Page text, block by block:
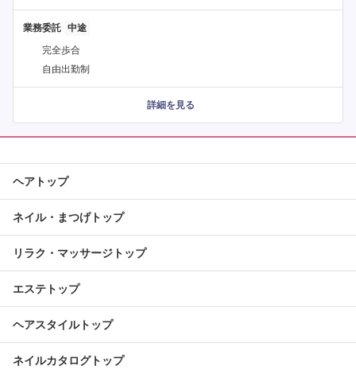
業務委託
完全歩合
自由出勤制
詳細を見る
ヘアトップ
ネイル・まつげトップ
リラク・マッサージトップ
エステトップ
ヘアスタイルトップ
ネイルカタログトップ